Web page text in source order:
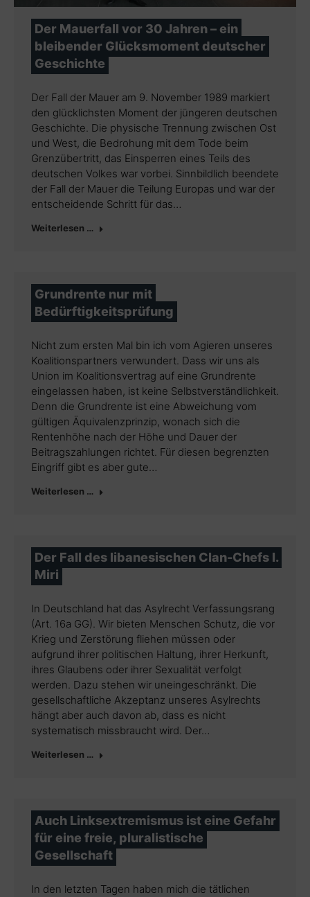
Der Mauerfall vor 30 Jahren – ein
bleibender Glücksmoment deutscher
Geschichte
Der Fall der Mauer am 9. November 1989 markiert
den glücklichsten Moment der jüngeren deutschen
Geschichte. Die physische Trennung zwischen Ost
und West, die Bedrohung mit dem Tode beim
Grenzübertritt, das Einsperren eines Teils des
deutschen Volkes war vorbei. Sinnbildlich beendete
der Fall der Mauer die Teilung Europas und war der
entscheidende Schritt für das…
Weiterlesen …
Grundrente nur mit
Bedürftigkeitsprüfung
Nicht zum ersten Mal bin ich vom Agieren unseres
Koalitionspartners verwundert. Dass wir uns als
Union im Koalitionsvertrag auf eine Grundrente
eingelassen haben, ist keine Selbstverständlichkeit.
Denn die Grundrente ist eine Abweichung vom
gültigen Äquivalenzprinzip, wonach sich die
Rentenhöhe nach der Höhe und Dauer der
Beitragszahlungen richtet. Für diesen begrenzten
Eingriff gibt es aber gute…
Weiterlesen …
Der Fall des libanesischen Clan-Chefs I.
Miri
In Deutschland hat das Asylrecht Verfassungsrang
(Art. 16a GG). Wir bieten Menschen Schutz, die vor
Krieg und Zerstörung fliehen müssen oder
aufgrund ihrer politischen Haltung, ihrer Herkunft,
ihres Glaubens oder ihrer Sexualität verfolgt
werden. Dazu stehen wir uneingeschränkt. Die
gesellschaftliche Akzeptanz unseres Asylrechts
hängt aber auch davon ab, dass es nicht
systematisch missbraucht wird. Der…
Weiterlesen …
Auch Linksextremismus ist eine Gefahr
für eine freie, pluralistische
Gesellschaft
In den letzten Tagen haben mich die tätlichen